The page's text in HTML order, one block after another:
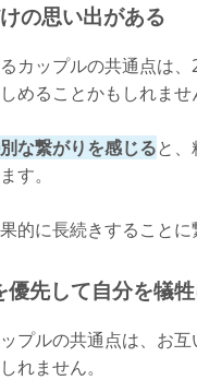
の思い出がある
カップルの共通点は
めることかもしれませ
な繋がりを感じると
す。
的に長続きすることに
優先して自分を犠
プルの共通点は、お互
れません。